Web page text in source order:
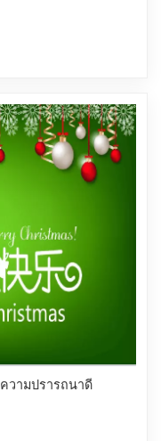
วามปรารถนาดี